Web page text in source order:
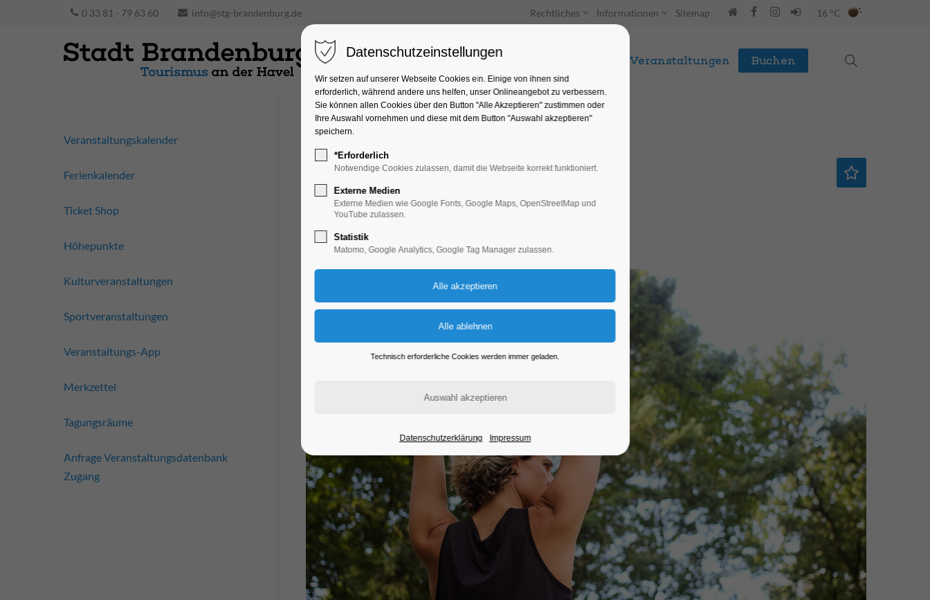
0 33 81 - 79 63 60 info@stg-brandenburg.de Rechtliches Informationen Sitemap 16 °C
Unterkünfte Entdecken & Erleben Veranstaltungen Buchen
108 Sonnengrüße
Gesundheit, Sport, Wellness
21.06.2025, 17:00–20:00
Veranstaltungskalender
Ferienkalender
Ticket Shop
Höhepunkte
Kulturveranstaltungen
Sportveranstaltungen
Veranstaltungs-App
Merkzettel
Tagungsräume
Anfrage Veranstaltungsdatenbank
Zugang
Datenschutzeinstellungen
Wir setzen auf unserer Webseite Cookies ein. Einige von ihnen sind
erforderlich, während andere uns helfen, unser Onlineangebot zu verbessern.
Sie können allen Cookies über den Button "Alle Akzeptieren" zustimmen oder
Ihre Auswahl vornehmen und diese mit dem Button "Auswahl akzeptieren"
speichern.
*Erforderlich
Notwendige Cookies zulassen, damit die Webseite korrekt funktioniert.
Externe Medien
Externe Medien wie Google Fonts, Google Maps, OpenStreetMap und
YouTube zulassen.
Statistik
Matomo, Google Analytics, Google Tag Manager zulassen.
Technisch erforderliche Cookies werden immer geladen.
Datenschutzerklärung Impressum